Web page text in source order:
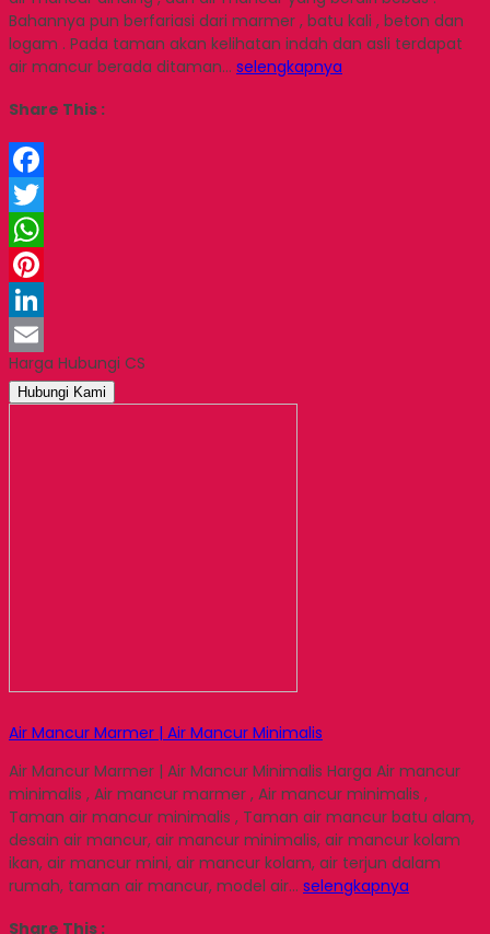
Bahannya pun berfariasi dari marmer , batu kali , beton dan
logam . Pada taman akan kelihatan indah dan asli terdapat
air mancur berada ditaman… selengkapnya
Share This :
Facebook
Twitter
WhatsApp
Pinterest
LinkedIn
Email
Harga Hubungi CS
Hubungi Kami
Air Mancur Marmer | Air Mancur Minimalis
Air Mancur Marmer | Air Mancur Minimalis Harga Air mancur
minimalis , Air mancur marmer , Air mancur minimalis ,
Taman air mancur minimalis , Taman air mancur batu alam,
desain air mancur, air mancur minimalis, air mancur kolam
ikan, air mancur mini, air mancur kolam, air terjun dalam
rumah, taman air mancur, model air… selengkapnya
Share This :